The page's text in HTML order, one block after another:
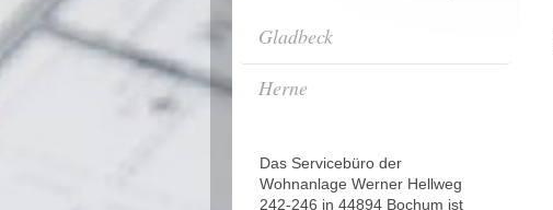
Gladbeck
Herne
Das Servicebüro der
Wohnanlage Werner Hellweg
242-246 in 44894 Bochum ist